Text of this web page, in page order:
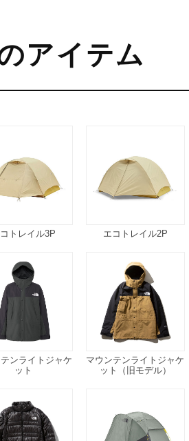
アイテム
トレイル3P エコトレイル2P
ンライトジャケ
ット
マウンテンライトジャケ
ット（旧モデル）